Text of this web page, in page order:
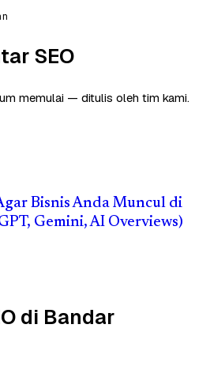
SEO
memulai — ditulis oleh tim kami.
Bisnis Anda Muncul di
Gemini, AI Overviews)
di Bandar